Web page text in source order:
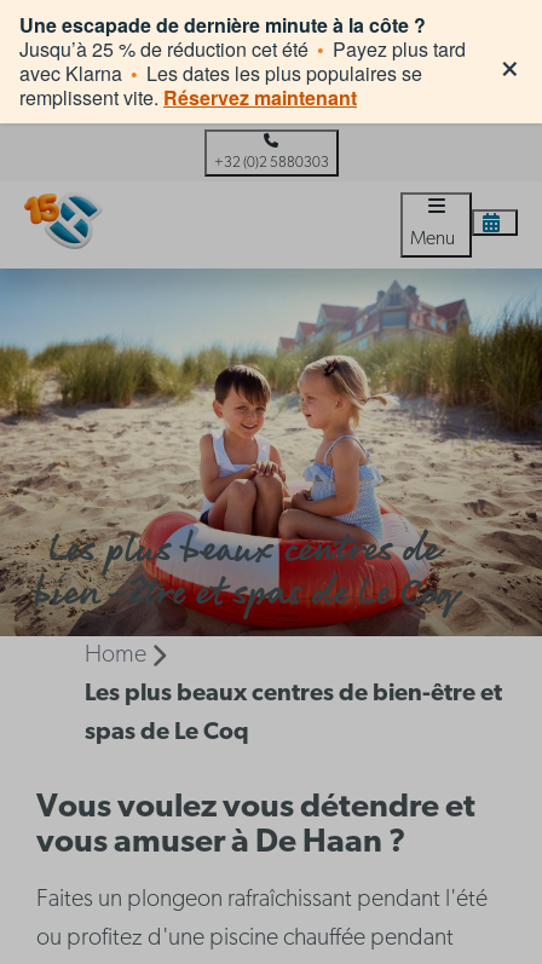
Une escapade de dernière minute à la côte ?
Jusqu’à 25 % de réduction cet été • Payez plus tard
avec Klarna • Les dates les plus populaires se
remplissent vite. Réservez maintenant
×
+32 (0)2 5880303
Menu
Les plus beaux centres de
bien-être et spas de Le Coq
Home
Les plus beaux centres de bien-être et
spas de Le Coq
Vous voulez vous détendre et
vous amuser à De Haan ?
Faites un plongeon rafraîchissant pendant l'été
ou profitez d'une piscine chauffée pendant